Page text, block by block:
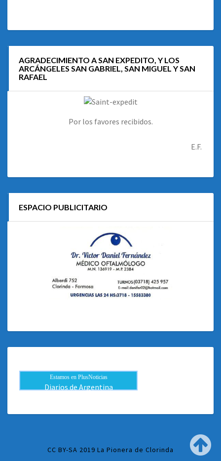
AGRADECIMIENTO A SAN EXPEDITO, Y LOS
ARCÁNGELES SAN GABRIEL, SAN MIGUEL Y SAN
RAFAEL
Por los favores recibidos.
E.F.
ESPACIO PUBLICITARIO
Estamos en PlusNoticias
Diarios de Argentina
CC BY-SA 2019 La Pionera de Clorinda